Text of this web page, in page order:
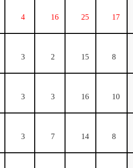
4 16 25 17
3 2 15 8
3 3 16 10
3 7 14 8